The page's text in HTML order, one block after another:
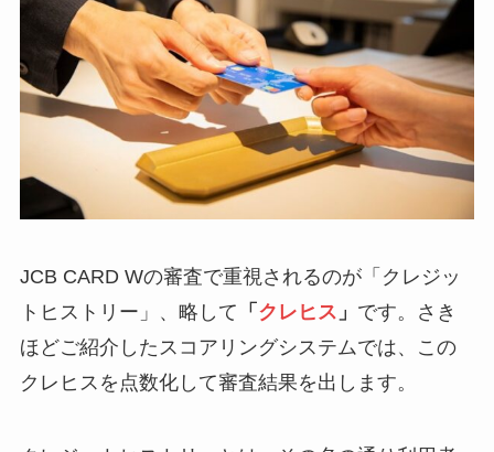
JCB CARD Wの審査で重視されるのが「クレジッ
トヒストリー」、略して 「 クレヒス 」 です。さき
ほどご紹介したスコアリングシステムでは、この
クレヒスを点数化して審査結果を出します。